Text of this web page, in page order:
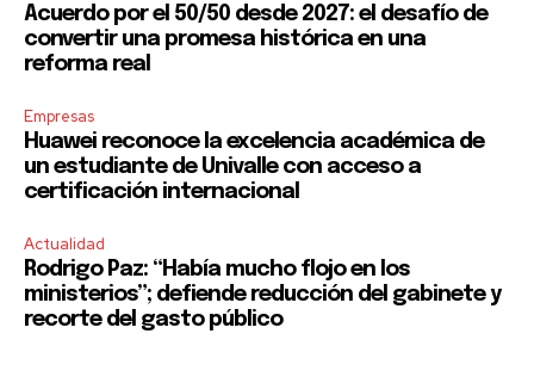
Acuerdo por el 50/50 desde 2027: el desafío de
convertir una promesa histórica en una
reforma real
Empresas
Huawei reconoce la excelencia académica de
un estudiante de Univalle con acceso a
certificación internacional
Actualidad
Rodrigo Paz: “Había mucho flojo en los
ministerios”; defiende reducción del gabinete y
recorte del gasto público